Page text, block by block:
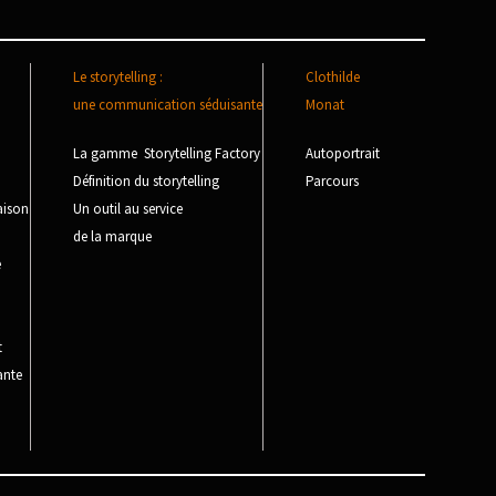
Le storytelling :
une communication séduisante
La gamme Storytelling Factory
Définition du storytelling
Un outil au service
de la marque
Clothilde
Monat
Autoportrait
Parcours